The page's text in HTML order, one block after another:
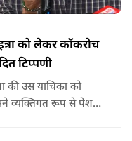
को लेकर कॉकरोच
टिप्पणी
व्यक्तिगत रूप से पेश